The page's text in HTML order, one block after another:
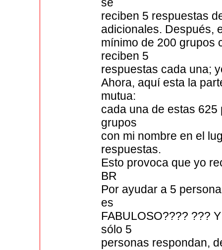
reciben 5 respuestas
adicionales. Después,
mínimo de 200 grupos
reciben 5
respuestas cada una;
Ahora, aquí esta la
mutua:
cada una de estas
grupos
con mi nombre en el
respuestas.
Esto provoca que yo
BR
Por ayudar a 5
es
FABULOSO???? ???
sólo 5
personas respondan,